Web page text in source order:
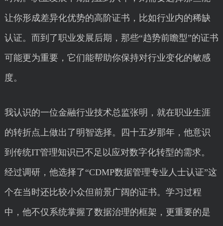
让你形成差异化优势的高阶证书，比如行业内的稀缺
认证。而到了职业发展后期，那些“趋势前瞻型”的证书
可能更为重要，它们能帮助你保持对行业变化的敏感
度。
我认识的一位金融行业技术总监张明，就在职业生涯
的转折点上做出了明智选择。四十五岁那年，他意识
到传统IT管理知识已不足以应对数字化转型的需求。
经过调研，他选择了“CDMP数据管理专业人士认证”这
个在当时还比较小众但前景广阔的证书。学习过程
中，他不仅系统掌握了数据治理的框架，更重要的是